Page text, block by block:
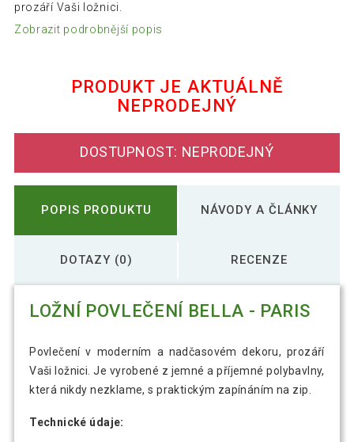
prozáří Vaši ložnici.
Zobrazit podrobnější popis
PRODUKT JE AKTUÁLNĚ
NEPRODEJNÝ
DOSTUPNOST: NEPRODEJNÝ
POPIS PRODUKTU NÁVODY A ČLÁNKY
DOTAZY (0) RECENZE
LOŽNÍ POVLEČENÍ BELLA - PARIS
Povlečení v moderním a nadčasovém dekoru, prozáří
Vaši ložnici. Je vyrobené z jemné a příjemné polybavlny,
která nikdy nezklame, s praktickým zapínáním na zip.
Technické údaje: